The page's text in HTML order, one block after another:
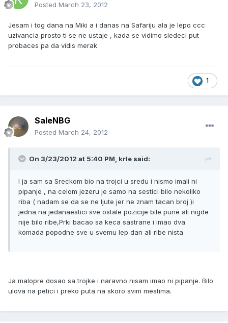
Posted March 23, 2012
Jesam i tog dana na Miki a i danas na Safariju ala je lepo ccc
uzivancia prosto ti se ne ustaje , kada se vidimo sledeci put
probaces pa da vidis merak
1
SaleNBG
Posted March 24, 2012
On 3/23/2012 at 5:40 PM, krle said:
I ja sam sa Sreckom bio na trojci u sredu i nismo imali ni
pipanje , na celom jezeru je samo na sestici bilo nekoliko
riba ( nadam se da se ne ljute jer ne znam tacan broj )i
jedna na jedanaestici sve ostale pozicije bile pune ali nigde
nije bilo ribe,Prki bacao sa keca sastrane i imao dva
komada popodne sve u svemu lep dan ali ribe nista
Ja malopre dosao sa trojke i naravno nisam imao ni pipanje. Bilo
ulova na petici i preko puta na skoro svim mestima.